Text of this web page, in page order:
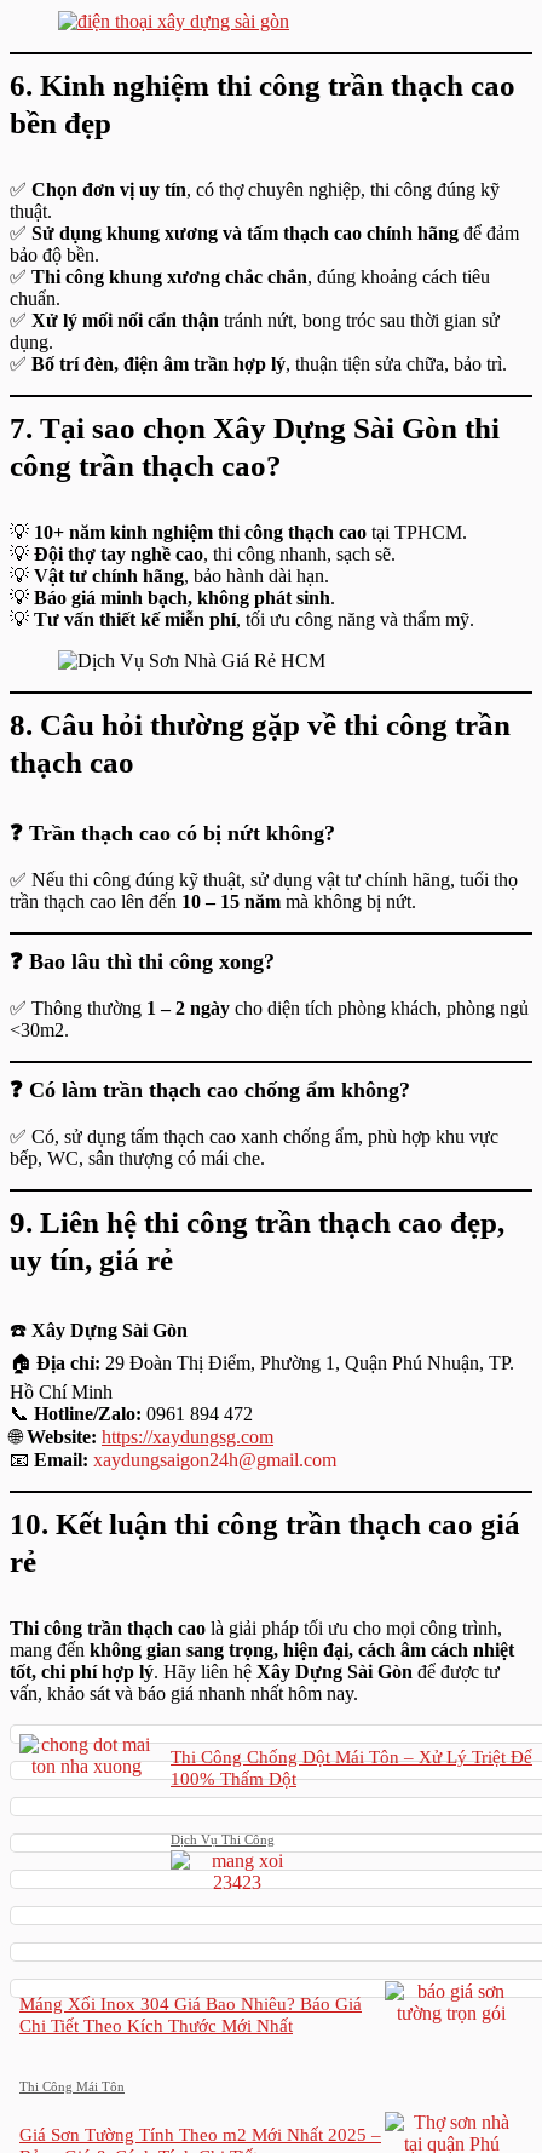
6. Kinh nghiệm thi công trần thạch cao
bền đẹp
✅ Chọn đơn vị uy tín, có thợ chuyên nghiệp, thi công đúng kỹ
thuật.
✅ Sử dụng khung xương và tấm thạch cao chính hãng để đảm
bảo độ bền.
✅ Thi công khung xương chắc chắn, đúng khoảng cách tiêu
chuẩn.
✅ Xử lý mối nối cẩn thận tránh nứt, bong tróc sau thời gian sử
dụng.
✅ Bố trí đèn, điện âm trần hợp lý, thuận tiện sửa chữa, bảo trì.
7. Tại sao chọn Xây Dựng Sài Gòn thi
công trần thạch cao?
💡 10+ năm kinh nghiệm thi công thạch cao tại TPHCM.
💡 Đội thợ tay nghề cao, thi công nhanh, sạch sẽ.
💡 Vật tư chính hãng, bảo hành dài hạn.
💡 Báo giá minh bạch, không phát sinh.
💡 Tư vấn thiết kế miễn phí, tối ưu công năng và thẩm mỹ.
8. Câu hỏi thường gặp về thi công trần
thạch cao
❓ Trần thạch cao có bị nứt không?
✅ Nếu thi công đúng kỹ thuật, sử dụng vật tư chính hãng, tuổi thọ
trần thạch cao lên đến 10 – 15 năm mà không bị nứt.
❓ Bao lâu thì thi công xong?
✅ Thông thường 1 – 2 ngày cho diện tích phòng khách, phòng ngủ
<30m2.
❓ Có làm trần thạch cao chống ẩm không?
✅ Có, sử dụng tấm thạch cao xanh chống ẩm, phù hợp khu vực
bếp, WC, sân thượng có mái che.
9. Liên hệ thi công trần thạch cao đẹp,
uy tín, giá rẻ
☎️ Xây Dựng Sài Gòn
🏠 Địa chỉ: 29 Đoàn Thị Điểm, Phường 1, Quận Phú Nhuận, TP.
Hồ Chí Minh
📞 Hotline/Zalo: 0961 894 472
🌐Website: https://xaydungsg.com
📧 Email: xaydungsaigon24h@gmail.com
10. Kết luận thi công trần thạch cao giá
rẻ
Thi công trần thạch cao là giải pháp tối ưu cho mọi công trình,
mang đến không gian sang trọng, hiện đại, cách âm cách nhiệt
tốt, chi phí hợp lý. Hãy liên hệ Xây Dựng Sài Gòn để được tư
vấn, khảo sát và báo giá nhanh nhất hôm nay.
Thi Công Chống Dột Mái Tôn – Xử Lý Triệt Để
100% Thấm Dột
Dịch Vụ Thi Công
Máng Xối Inox 304 Giá Bao Nhiêu? Báo Giá
Chi Tiết Theo Kích Thước Mới Nhất
Thi Công Mái Tôn
Giá Sơn Tường Tính Theo m2 Mới Nhất 2025 –